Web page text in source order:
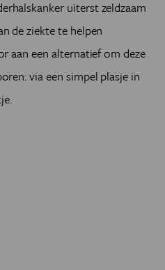
uiterst zeldzaam
de ziekte te helpen
aan een alternatief om deze
via een simpel plasje in